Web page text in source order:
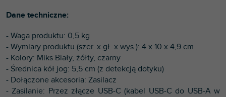
Dane techniczne:
- Waga produktu: 0,5 kg
- Wymiary produktu (szer. x gł. x wys.): 4 x 10 x 4,9 cm
- Kolory: Miks Biały, żółty, czarny
- Średnica kół jog: 5,5 cm (z detekcją dotyku)
- Dołączone akcesoria: Zasilacz
- Zasilanie: Przez złącze USB-C (kabel USB-C do USB-A w